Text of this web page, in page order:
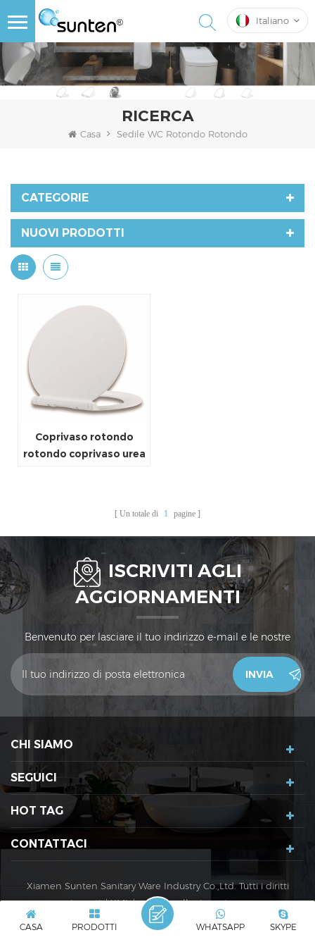
Italiano
RICERCA
Casa Sedile WC Rotondo Rotondo
CATEGORIE
NUOVI PRODOTTI
Coprivaso rotondo
rotondo coprivaso urea
Un totale di 1 pagine
ISCRIVITI AGLI
AGGIORNAMENTI
Benvenuto per lasciare il tuo indirizzo e-mail e le nostre
vendite ti contatteranno entro 24 ore. Grazie!
CHI SIAMO
SEGUICI
HOT TAG
CONTATTACI
Xiamen Sunten Sanitary Ware Industry Co.,Ltd. Tutti i diritti
riservati. |XML|politica sulla riservatezza
Rete IPv6 supportata
CASA PRODOTTI SKYPE
WHATSAPP